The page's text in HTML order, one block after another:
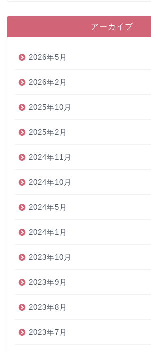
アーカイブ
2026年5月
2026年2月
2025年10月
2025年2月
2024年11月
2024年10月
2024年5月
2024年1月
2023年10月
2023年9月
2023年8月
2023年7月